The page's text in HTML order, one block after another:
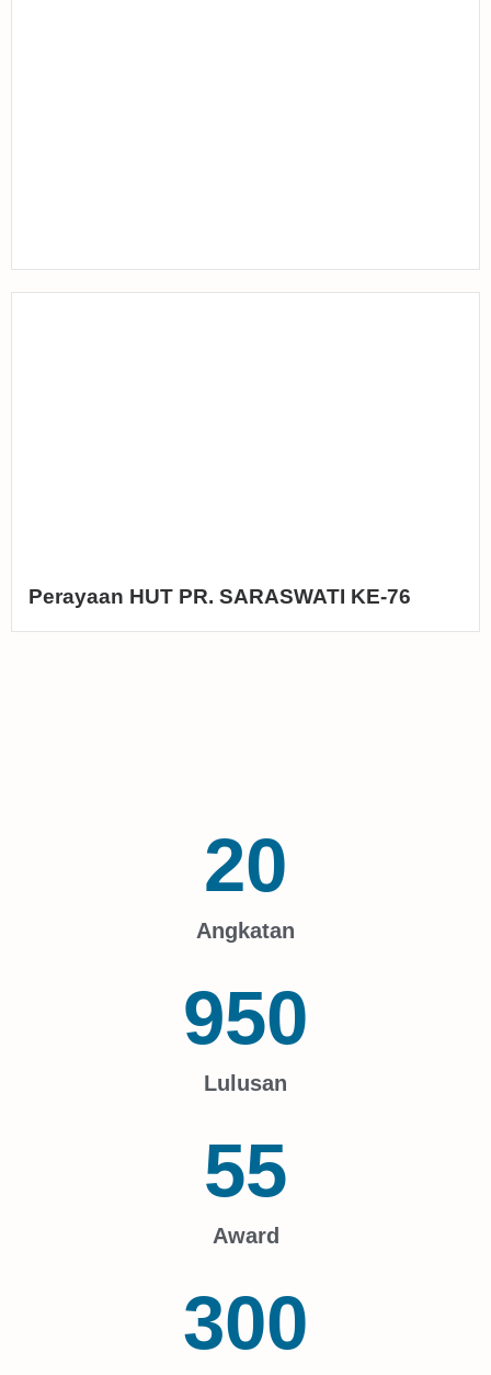
Perayaan HUT PR. SARASWATI KE-76
Angkatan
20
Lulusan
950
Award
55
300